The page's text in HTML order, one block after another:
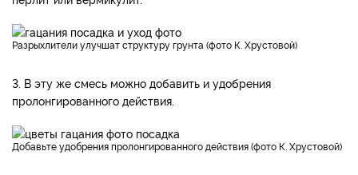
Разрыхлители улучшат структуру грунта (фото К. Хрустовой)
3. В эту же смесь можно добавить и удобрения
пролонгированного действия.
Добавьте удобрения пролонгированного действия (фото К. Хрустовой)